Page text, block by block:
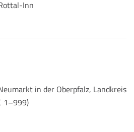
Inn
in der Oberpfalz, Landkreis
1–999)